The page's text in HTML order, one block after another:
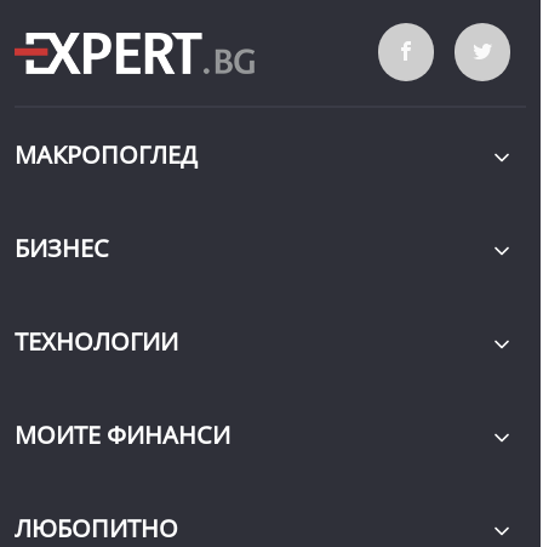
МАКРОПОГЛЕД
БИЗНЕС
ТЕХНОЛОГИИ
МОИТЕ ФИНАНСИ
ЛЮБОПИТНО